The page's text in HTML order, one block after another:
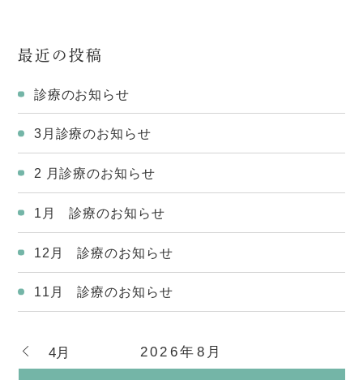
最近の投稿
診療のお知らせ
3月診療のお知らせ
2 月診療のお知らせ
1月 診療のお知らせ
12月 診療のお知らせ
11月 診療のお知らせ
2026年8月
4月